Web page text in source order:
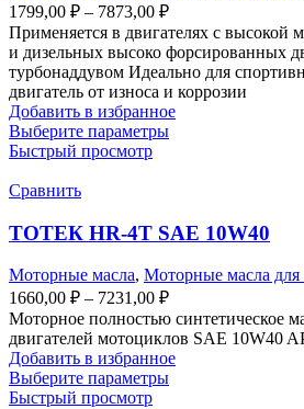
1799,00 ₽ – 7873,00 ₽
Применяется в двигателях с высокой
и дизельных высоко форсированных
турбонаддувом Идеально для
двигатель от износа и коррозии
Добавить в избранное
Выберите параметры
Быстрый просмотр
Сравнить
ТОТЕК HR-4T SAE 10W40
Моторные масла, Моторные масла для
1660,00 ₽ – 7231,00 ₽
Моторное полностью синтетическое
двигателей мотоциклов SAE 10W40
Добавить в избранное
Выберите параметры
Быстрый просмотр